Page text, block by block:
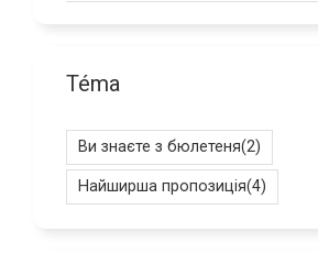
Téma
Ви знаєте з бюлетеня(2)
Найширша пропозиція(4)